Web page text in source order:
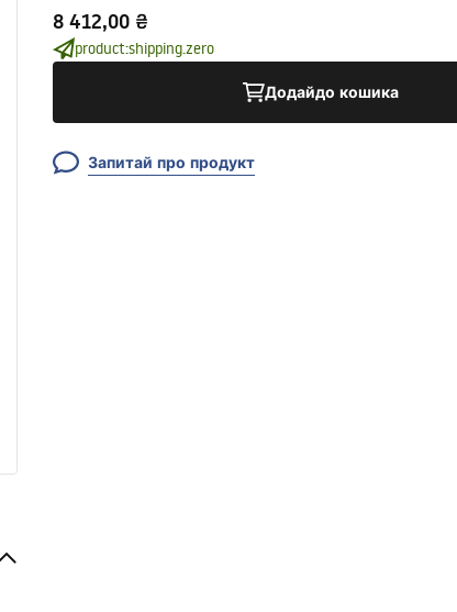
8 412,00 ₴
product:shipping.zero
Додайдо кошика
Запитай про продукт